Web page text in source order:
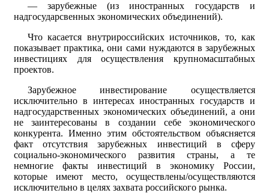
— зарубежные (из иностранных государств и
надгосударсвенных экономических объединений).
Что касается внутрироссийских источников, то, как
показывает практика, они сами нуждаются в зарубежных
инвестициях для осуществления крупномасштабных
проектов.
Зарубежное инвестирование осуществляется
исключительно в интересах иностранных государств и
надгосударственных экономических объединений, а они
не заинтересованы в создании себе экономического
конкурента. Именно этим обстоятельством объясняется
факт отсутствия зарубежных инвестиций в сферу
социально-экономического развития страны, а те
немногие факты инвестиций в экономику России,
которые имеют место, осуществлены/осуществляются
исключительно в целях захвата российского рынка.